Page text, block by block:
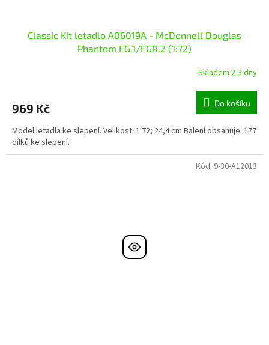
Classic Kit letadlo A06019A - McDonnell Douglas
Phantom FG.1/FGR.2 (1:72)
Skladem 2-3 dny
969 Kč Do košíku
Model letadla ke slepení. Velikost: 1:72; 24,4 cm.Balení obsahuje: 177
dílků ke slepení.
Kód: 9-30-A12013